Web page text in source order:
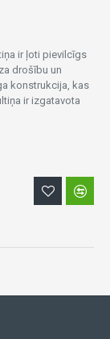
ir ļoti pievilcīgs
drošību un
konstrukcija, kas
ir izgatavota